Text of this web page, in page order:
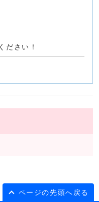
ださい！
ページの先頭へ戻る